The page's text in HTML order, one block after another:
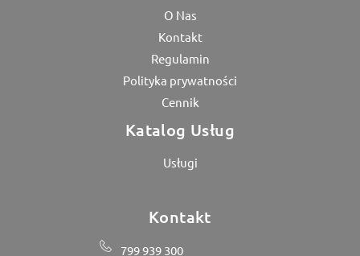
O Nas
Kontakt
Regulamin
Polityka prywatności
Cennik
Katalog Usług
Usługi
Kontakt
799 939 300